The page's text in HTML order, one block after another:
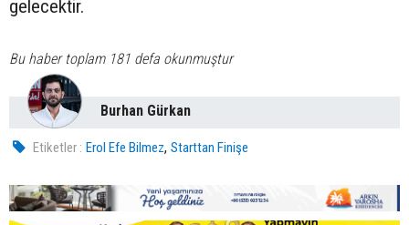
gelecektir.
Bu haber toplam 181 defa okunmuştur
Burhan Gürkan
Etiketler : Erol Efe Bilmez,Starttan Finişe